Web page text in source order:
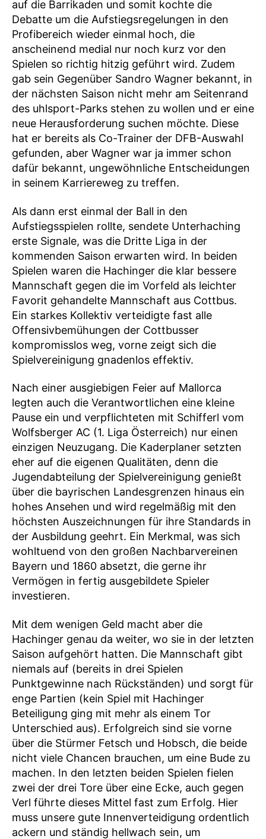
auf die Barrikaden und somit kochte die
Debatte um die Aufstiegsregelungen in den
Profibereich wieder einmal hoch, die
anscheinend medial nur noch kurz vor den
Spielen so richtig hitzig geführt wird. Zudem
gab sein Gegenüber Sandro Wagner bekannt, in
der nächsten Saison nicht mehr am Seitenrand
des uhlsport-Parks stehen zu wollen und er eine
neue Herausforderung suchen möchte. Diese
hat er bereits als Co-Trainer der DFB-Auswahl
gefunden, aber Wagner war ja immer schon
dafür bekannt, ungewöhnliche Entscheidungen
in seinem Karriereweg zu treffen.
Als dann erst einmal der Ball in den
Aufstiegsspielen rollte, sendete Unterhaching
erste Signale, was die Dritte Liga in der
kommenden Saison erwarten wird. In beiden
Spielen waren die Hachinger die klar bessere
Mannschaft gegen die im Vorfeld als leichter
Favorit gehandelte Mannschaft aus Cottbus.
Ein starkes Kollektiv verteidigte fast alle
Offensivbemühungen der Cottbusser
kompromisslos weg, vorne zeigt sich die
Spielvereinigung gnadenlos effektiv.
Nach einer ausgiebigen Feier auf Mallorca
legten auch die Verantwortlichen eine kleine
Pause ein und verpflichteten mit Schifferl vom
Wolfsberger AC (1. Liga Österreich) nur einen
einzigen Neuzugang. Die Kaderplaner setzten
eher auf die eigenen Qualitäten, denn die
Jugendabteilung der Spielvereinigung genießt
über die bayrischen Landesgrenzen hinaus ein
hohes Ansehen und wird regelmäßig mit den
höchsten Auszeichnungen für ihre Standards in
der Ausbildung geehrt. Ein Merkmal, was sich
wohltuend von den großen Nachbarvereinen
Bayern und 1860 absetzt, die gerne ihr
Vermögen in fertig ausgebildete Spieler
investieren.
Mit dem wenigen Geld macht aber die
Hachinger genau da weiter, wo sie in der letzten
Saison aufgehört hatten. Die Mannschaft gibt
niemals auf (bereits in drei Spielen
Punktgewinne nach Rückständen) und sorgt für
enge Partien (kein Spiel mit Hachinger
Beteiligung ging mit mehr als einem Tor
Unterschied aus). Erfolgreich sind sie vorne
über die Stürmer Fetsch und Hobsch, die beide
nicht viele Chancen brauchen, um eine Bude zu
machen. In den letzten beiden Spielen fielen
zwei der drei Tore über eine Ecke, auch gegen
Verl führte dieses Mittel fast zum Erfolg. Hier
muss unsere gute Innenverteidigung ordentlich
ackern und ständig hellwach sein, um